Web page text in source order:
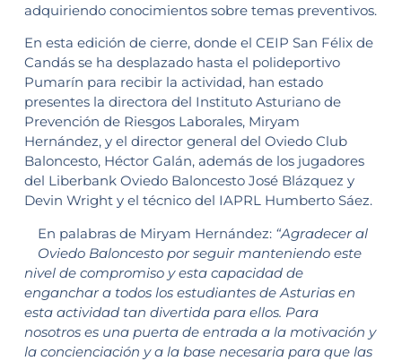
adquiriendo conocimientos sobre temas preventivos.
En esta edición de cierre, donde el CEIP San Félix de
Candás se ha desplazado hasta el polideportivo
Pumarín para recibir la actividad, han estado
presentes la directora del Instituto Asturiano de
Prevención de Riesgos Laborales, Miryam
Hernández, y el director general del Oviedo Club
Baloncesto, Héctor Galán, además de los jugadores
del Liberbank Oviedo Baloncesto José Blázquez y
Devin Wright y el técnico del IAPRL Humberto Sáez.
En palabras de Miryam Hernández: “Agradecer al
Oviedo Baloncesto por seguir manteniendo este
nivel de compromiso y esta capacidad de
enganchar a todos los estudiantes de Asturias en
esta actividad tan divertida para ellos. Para
nosotros es una puerta de entrada a la motivación y
la concienciación y a la base necesaria para que las